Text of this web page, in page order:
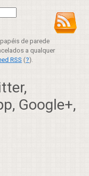
de parede
a qualquer
RSS (?).
Google+,